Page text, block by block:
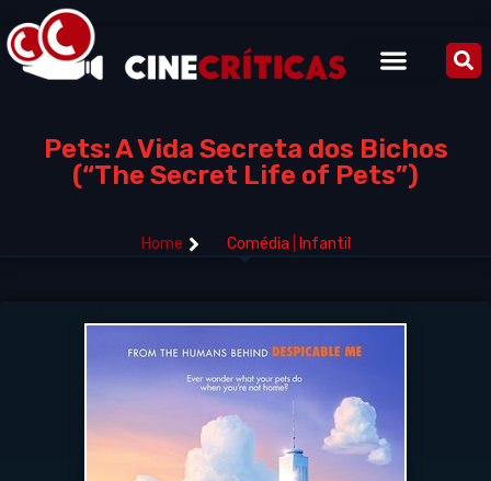
Pets: A Vida Secreta dos Bichos
(“The Secret Life of Pets”)
Home Comédia Infantil